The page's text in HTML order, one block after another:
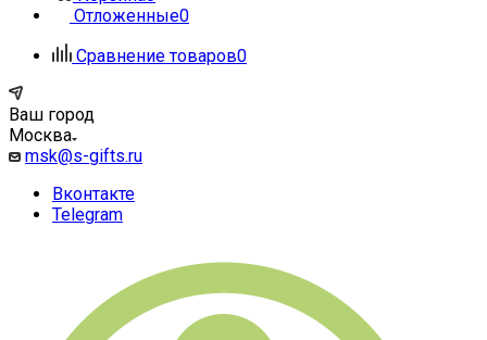
Отложенные0
Сравнение товаров0
Ваш город
Москва
msk@s-gifts.ru
Вконтакте
Telegram